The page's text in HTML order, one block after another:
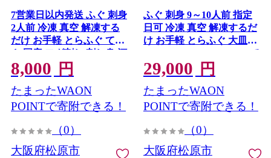
7営業日以内発送 ふぐ 刺身
2人前 冷凍 真空 解凍する
だけ お手軽 とらふぐ てっ
さ 国産 フグ刺し 刺し身 河
豚 高級 hugu HUGU fugu
FUGU 鮮魚 魚 魚介
torafugu torahugu 新鮮 湯
引き 家庭用 プレゼント 鍋
並ぶ 玄品ふぐ ふるさと納
8,000 円
たまったWAON
POINTで寄附できる！
（0）
大阪府松原市
ふぐ 刺身 9～10人前 指定
日可 冷凍 真空 解凍するだ
け お手軽 とらふぐ 大皿
hugu fugu HUGU FUGU て
っさ 国産 フグ刺し 刺し身
河豚 高級 鮮魚 魚 魚介 新
鮮 家庭用 プレゼント 鍋 大
阪府 松原市 限定 下関 に並
ふぐ 9人前 10人前 冬 旬
29,000 円
たまったWAON
POINTで寄附できる！
（0）
大阪府松原市